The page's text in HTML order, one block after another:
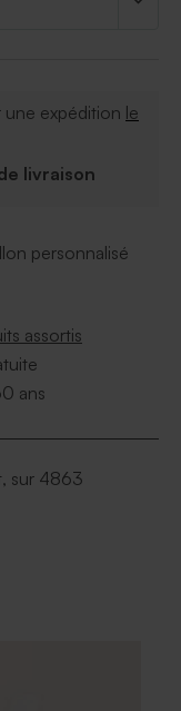
une expédition le
livraison
personnalisé
assortis
ans
sur 4863